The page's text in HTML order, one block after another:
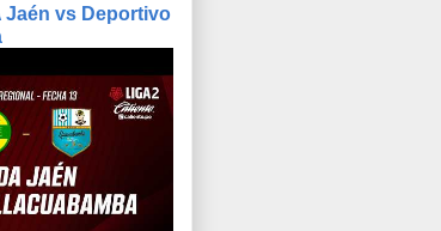
Jaén vs Deportivo